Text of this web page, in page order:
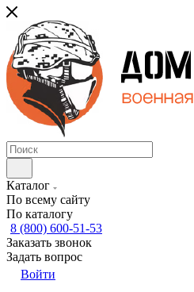
Каталог
По всему сайту
По каталогу
8 (800) 600-51-53
Заказать звонок
Задать вопрос
Войти